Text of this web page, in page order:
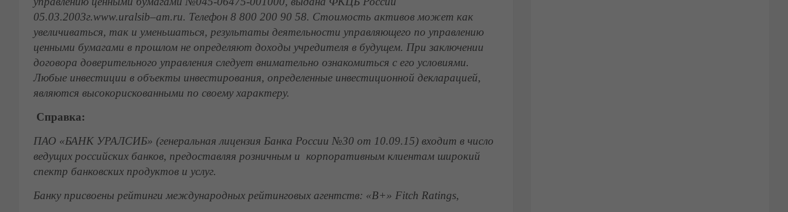
05.03.2003г.www.uralsib–am.ru. Телефон 8 800 200 90 58. Стоимость активов может как
увеличиваться, так и уменьшаться, результаты деятельности управляющего по управлению
ценными бумагами в прошлом не определяют доходы учредителя в будущем. При заключении
договора доверительного управления следует внимательно ознакомиться с его условиями.
Любые инвестиции в объекты инвестирования, определенные инвестиционной декларацией,
являются высокорискованными по своему характеру.
Справка:
ПАО «БАНК УРАЛСИБ» (генеральная лицензия Банка России №30 от 10.09.15) входит в число
ведущих российских банков, предоставляя розничным и корпоративным клиентам широкий
спектр банковских продуктов и услуг.
Банку присвоены рейтинги международных рейтинговых агентств: «В+» Fitch Ratings,